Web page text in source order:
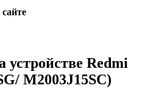
устройстве Redmi
M2003J15SC)